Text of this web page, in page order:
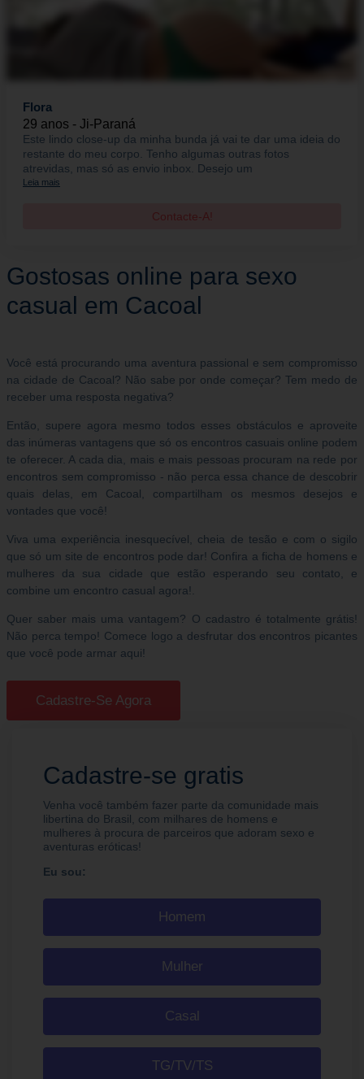
Flora
29 anos - Ji-Paraná
Este lindo close-up da minha bunda já vai te dar uma ideia do
restante do meu corpo. Tenho algumas outras fotos
atrevidas, mas só as envio inbox. Desejo um
Leia mais
Contacte-A!
Gostosas online para sexo
casual em Cacoal
Você está procurando uma aventura passional e sem compromisso
na cidade de Cacoal? Não sabe por onde começar? Tem medo de
receber uma resposta negativa?
Então, supere agora mesmo todos esses obstáculos e aproveite
das inúmeras vantagens que só os encontros casuais online podem
te oferecer. A cada dia, mais e mais pessoas procuram na rede por
encontros sem compromisso - não perca essa chance de descobrir
quais delas, em Cacoal, compartilham os mesmos desejos e
vontades que você!
Viva uma experiência inesquecível, cheia de tesão e com o sigilo
que só um site de encontros pode dar! Confira a ficha de homens e
mulheres da sua cidade que estão esperando seu contato, e
combine um encontro casual agora!.
Quer saber mais uma vantagem? O cadastro é totalmente grátis!
Não perca tempo! Comece logo a desfrutar dos encontros picantes
que você pode armar aqui!
Cadastre-Se Agora
Cadastre-se gratis
Venha você também fazer parte da comunidade mais
libertina do Brasil, com milhares de homens e
mulheres à procura de parceiros que adoram sexo e
aventuras eróticas!
Eu sou:
Homem
Mulher
Casal
TG/TV/TS